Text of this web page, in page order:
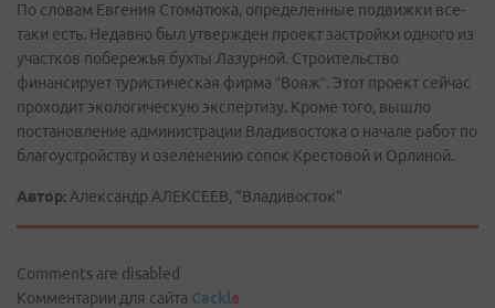
По словам Евгения Стоматюка, определенные подвижки все-
таки есть. Недавно был утвержден проект застройки одного из
участков побережья бухты Лазурной. Строительство
финансирует туристическая фирма “Вояж”. Этот проект сейчас
проходит экологическую экспертизу. Кроме того, вышло
постановление администрации Владивостока о начале работ по
благоустройству и озеленению сопок Крестовой и Орлиной.
Автор: Александр АЛЕКСЕЕВ, "Владивосток"
Comments are disabled
Комментарии для сайта Cackle